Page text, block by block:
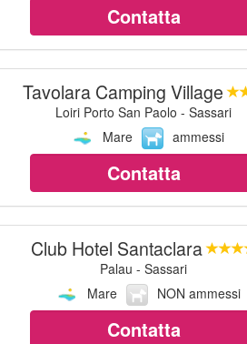
Contatta
Tavolara Camping Village
Loiri Porto San Paolo - Sassari
Mare
ammessi
Contatta
Club Hotel Santaclara
Palau - Sassari
Mare
NON ammessi
Contatta